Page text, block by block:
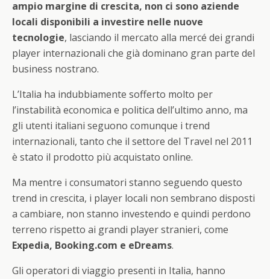
ampio margine di crescita, non ci sono aziende
locali disponibili a investire nelle nuove
tecnologie, lasciando il mercato alla mercé dei grandi
player internazionali che già dominano gran parte del
business nostrano.
L’Italia ha indubbiamente sofferto molto per
l’instabilità economica e politica dell’ultimo anno, ma
gli utenti italiani seguono comunque i trend
internazionali, tanto che il settore del Travel nel 2011
è stato il prodotto più acquistato online.
Ma mentre i consumatori stanno seguendo questo
trend in crescita, i player locali non sembrano disposti
a cambiare, non stanno investendo e quindi perdono
terreno rispetto ai grandi player stranieri, come
Expedia, Booking.com e eDreams.
Gli operatori di viaggio presenti in Italia, hanno